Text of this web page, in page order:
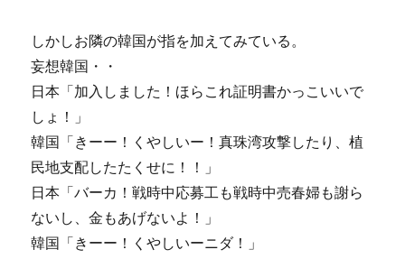
しかしお隣の韓国が指を加えてみている。
妄想韓国・・
日本「加入しました！ほらこれ証明書かっこいいで
しょ！」
韓国「きーー！くやしいー！真珠湾攻撃したり、植
民地支配したたくせに！！」
日本「バーカ！戦時中応募工も戦時中売春婦も謝ら
ないし、金もあげないよ！」
韓国「きーー！くやしいーニダ！」